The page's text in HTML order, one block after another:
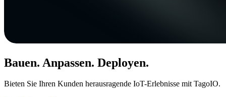
Bauen. Anpassen. Deployen.
Bieten Sie Ihren Kunden herausragende IoT-Erlebnisse mit TagoIO.